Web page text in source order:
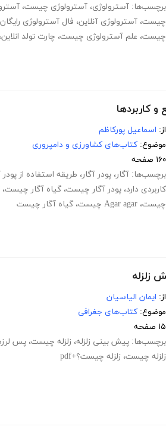
برچسب‌ها: آسترولوژی، آسترولوژی چیست،
چیست، آسترولوژی آنلاین، فال آسترولوژی رایگان
چیست، علم آسترولوژی چیست، چارت تولد انلاین،
و کاربردها
از: اسماعیل پورکاظم
موضوع: کتاب‌های کشاورزی و دامپروری
۱۶۰ صفحه
برچسب‌ها: آگار، پودر آگار، طریقه استفاده از پودر
کاربردی دارد، پودر آگار چیست، گیاه آگار چیست،
چیست، Agar agar چیست ، گیاه آگار چیست
زلزله
از: ایمان الیاسیان
موضوع: کتاب‌های جغرافی
۱۵ صفحه
برچسب‌ها: پیش بینی زلزله، زلزله چیست، پس
زلزله چیست، زلزله چیست؟+pdf